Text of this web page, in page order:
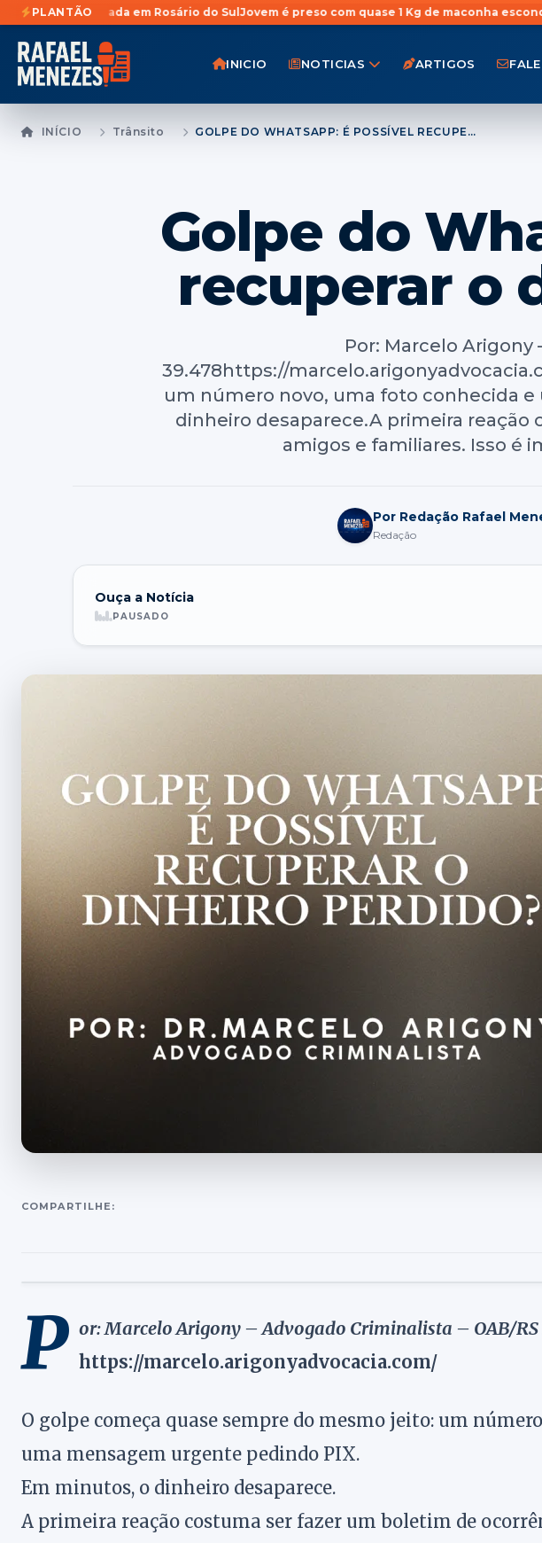
PLANTÃO
em Rosário do SulJovem é preso com quase 1 Kg de maconha escondidas em área de
INICIO NOTICIAS ARTIGOS
INÍCIO Trânsito GOLPE DO WHATSAPP: É POSSÍVEL RECUPERAR O DINHEIRO PERDIDO?
Golpe do
recuperar o
Por: Marcelo Arigony
39.478https://
um número novo, uma foto conhecida
dinheiro desaparece.A primeira
amigos e familiares. Isso é
Por Redação Rafael
Redação
Ouça a Notícia
PAUSADO
COMPARTILHE:
P or: Marcelo Arigony – Advogado Criminalista – OAB/RS
https://marcelo.arigonyadvocacia.com/
O golpe começa quase sempre do mesmo jeito: um
uma mensagem urgente pedindo PIX.
Em minutos, o dinheiro desaparece.
A primeira reação costuma ser fazer um boletim de